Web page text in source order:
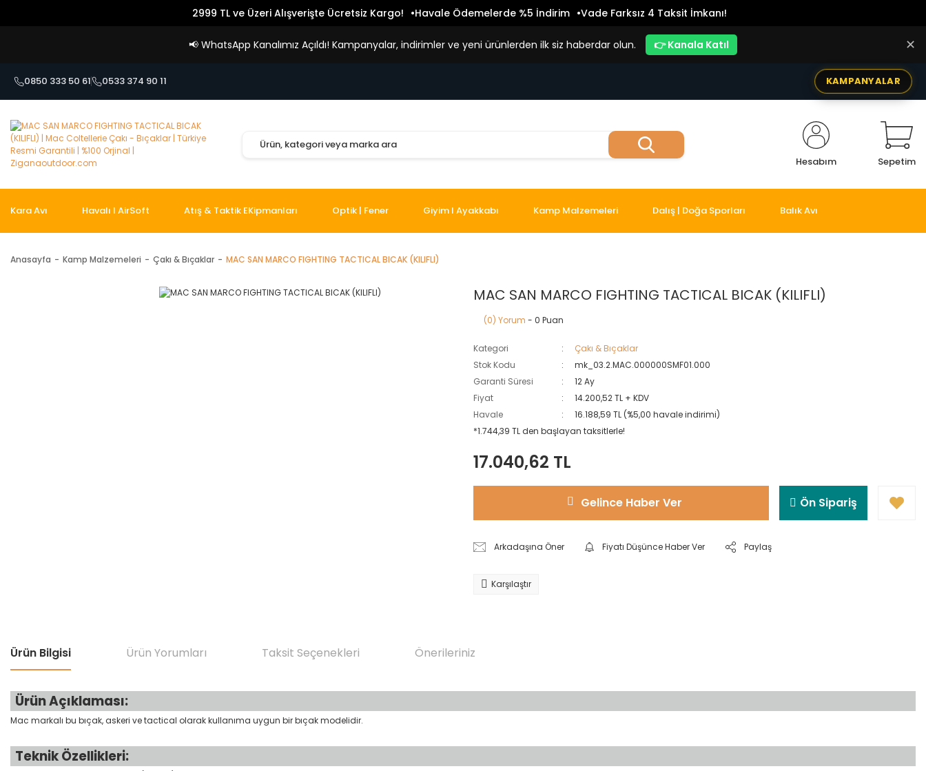
2999 TL ve Üzeri Alışverişte Ücretsiz Kargo! Havale Ödemelerde %5 İndirim Vade Farksız 4 Taksit İmkanı!
📢 WhatsApp Kanalımız Açıldı! Kampanyalar, indirimler ve yeni ürünlerden ilk siz haberdar olun. 👉 Kanala Katıl ✕
0850 333 50 61 0533 374 90 11 KAMPANYALAR
Hesabım Sepetim
Kara Avı Havalı I AirSoft Atış & Taktik EKipmanları Optik | Fener Giyim I Ayakkabı Kamp Malzemeleri Dalış | Doğa Sporları Balık Avı
Anasayfa Kamp Malzemeleri Çakı & Bıçaklar MAC SAN MARCO FIGHTING TACTICAL BICAK (KILIFLI)
MAC SAN MARCO FIGHTING TACTICAL BICAK (KILIFLI)
(0) Yorum - 0 Puan
Kategori
Çakı & Bıçaklar
Stok Kodu
mk_03.2.MAC.000000SMF01.000
Garanti Süresi
12 Ay
Fiyat
14.200,52 TL + KDV
Havale
16.188,59 TL (%5,00 havale indirimi)
*1.744,39 TL den başlayan taksitlerle!
17.040,62 TL
Gelince Haber Ver Ön Sipariş
Arkadaşına Öner Fiyatı Düşünce Haber Ver Paylaş
Karşılaştır
Ürün Bilgisi Ürün Yorumları Taksit Seçenekleri Önerileriniz
Ürün Açıklaması:
Mac markalı bu bıçak, askeri ve tactical olarak kullanıma uygun bir bıçak modelidir.
Teknik Özellikleri: